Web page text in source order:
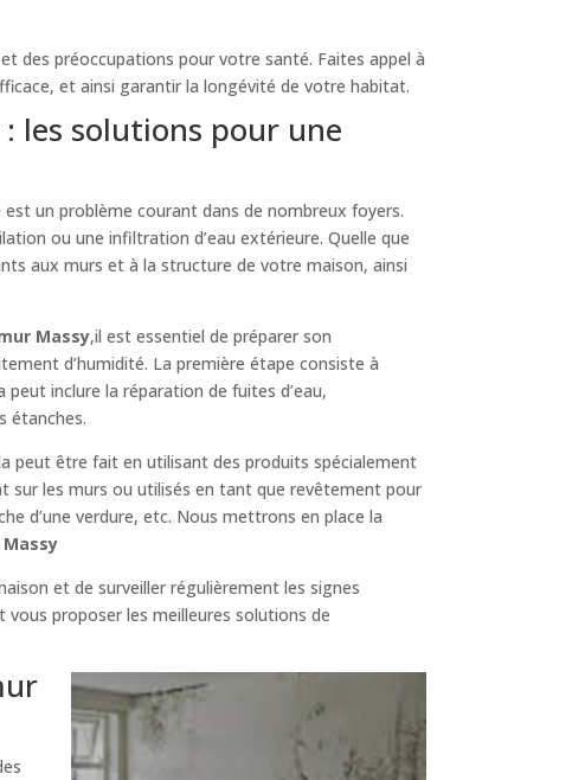
des préoccupations pour votre santé. Faites appel à
et ainsi garantir la longévité de votre habitat.
les solutions pour une
est un problème courant dans de nombreux foyers.
ou une infiltration d’eau extérieure. Quelle que
aux murs et à la structure de votre maison, ainsi
Massy,il est essentiel de préparer son
d’humidité. La première étape consiste à
inclure la réparation de fuites d’eau,
étanches.
peut être fait en utilisant des produits spécialement
sur les murs ou utilisés en tant que revêtement pour
d’une verdure, etc. Nous mettrons en place la
et de surveiller régulièrement les signes
proposer les meilleures solutions de